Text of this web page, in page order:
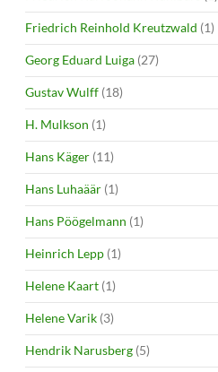
Friedrich Reinhold Kreutzwald (1)
Georg Eduard Luiga (27)
Gustav Wulff (18)
H. Mulkson (1)
Hans Käger (11)
Hans Luhaäär (1)
Hans Pöögelmann (1)
Heinrich Lepp (1)
Helene Kaart (1)
Helene Varik (3)
Hendrik Narusberg (5)